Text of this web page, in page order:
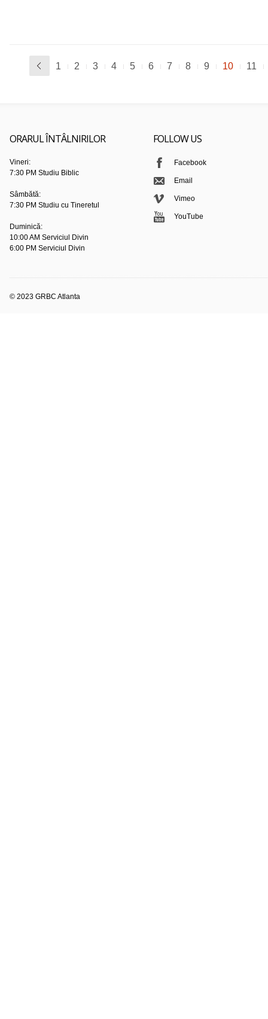
1 2 3 4 5 6 7 8 9 10 11
ORARUL ÎNTÂLNIRILOR
Vineri:
7:30 PM Studiu Biblic
Sâmbătă:
7:30 PM Studiu cu Tineretul
Duminică:
10:00 AM Serviciul Divin
6:00 PM Serviciul Divin
FOLLOW US
Facebook
Email
Vimeo
YouTube
© 2023 GRBC Atlanta